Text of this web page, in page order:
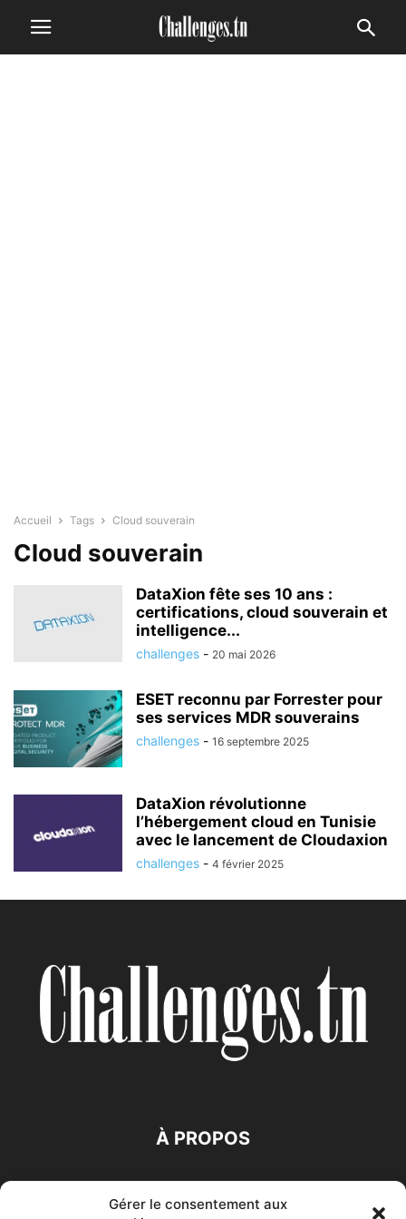
Gérer le consentement aux
Accueil Tags Cloud souverain
Cloud souverain
DataXion fête ses 10 ans :
certifications, cloud souverain et
intelligence...
challenges - 20 mai 2026
ESET reconnu par Forrester pour
ses services MDR souverains
challenges - 16 septembre 2025
DataXion révolutionne
l’hébergement cloud en Tunisie
avec le lancement de Cloudaxion
challenges - 4 février 2025
À PROPOS